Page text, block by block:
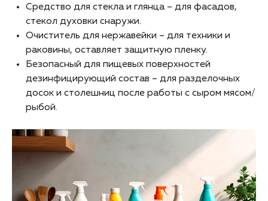
Средство для стекла и глянца – для фасадов,
стекол духовки снаружи.
Очиститель для нержавейки – для техники и
раковины, оставляет защитную пленку.
Безопасный для пищевых поверхностей
дезинфицирующий состав – для разделочных
досок и столешниц после работы с сыром мясом/
рыбой.